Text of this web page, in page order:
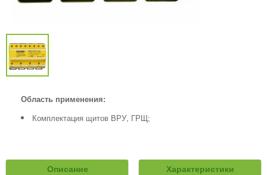
Область применения:
Комплектация щитов ВРУ, ГРЩ;
Описание Характеристики